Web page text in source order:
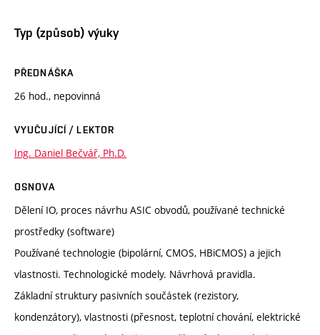
Typ (způsob) výuky
PŘEDNÁŠKA
26 hod., nepovinná
VYUČUJÍCÍ / LEKTOR
Ing. Daniel Bečvář, Ph.D.
OSNOVA
Dělení IO, proces návrhu ASIC obvodů, používané technické
prostředky (software)
Používané technologie (bipolární, CMOS, HBiCMOS) a jejich
vlastnosti. Technologické modely. Návrhová pravidla.
Základní struktury pasivních součástek (rezistory,
kondenzátory), vlastnosti (přesnost, teplotní chování, elektrické